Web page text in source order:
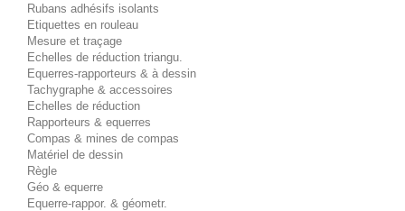
Rubans adhésifs isolants
Etiquettes en rouleau
Mesure et traçage
Echelles de réduction triangu.
Equerres-rapporteurs & à dessin
Tachygraphe & accessoires
Echelles de réduction
Rapporteurs & equerres
Compas & mines de compas
Matériel de dessin
Règle
Géo & equerre
Equerre-rappor. & géometr.